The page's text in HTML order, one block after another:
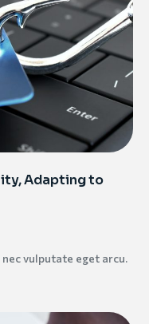
Adapting to
vulputate eget arcu.